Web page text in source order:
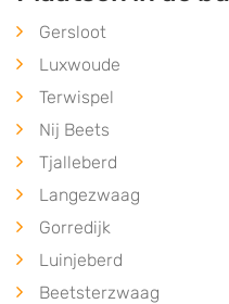
Gersloot
Luxwoude
Terwispel
Nij Beets
Tjalleberd
Langezwaag
Gorredijk
Luinjeberd
Beetsterzwaag